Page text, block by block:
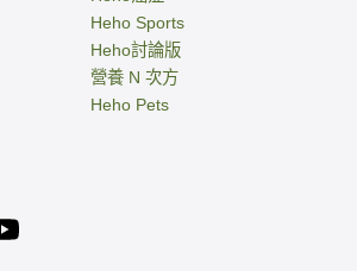
Heho Sports
Heho討論版
營養 N 次方
Heho Pets